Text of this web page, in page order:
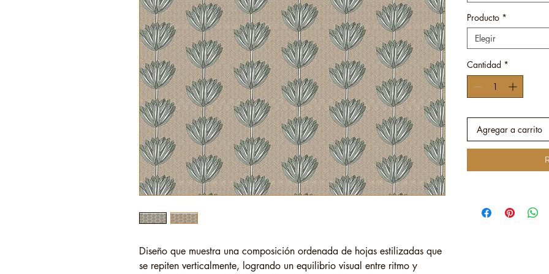
Diseño que muestra una composición ordenada de hojas estilizadas que
se repiten verticalmente, logrando un equilibrio visual entre ritmo y
Producto *
Elegir
Cantidad *
Agregar a carrito